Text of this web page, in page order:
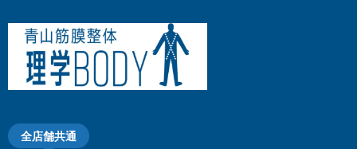
全店舗共通